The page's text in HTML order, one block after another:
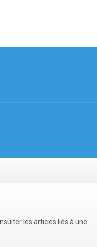
les articles liés à une